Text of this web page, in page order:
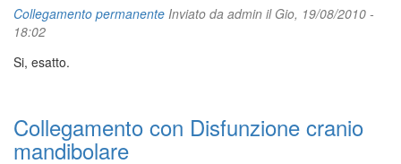
Collegamento permanente Inviato da admin il Gio, 19/08/2010 -
18:02
Si, esatto.
Collegamento con Disfunzione cranio
mandibolare